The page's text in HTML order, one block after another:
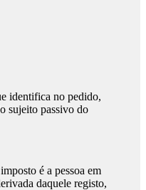
identifica no pedido,
sujeito passivo do
é a pessoa em
daquele registo,